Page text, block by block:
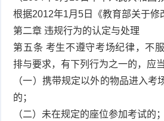
根据2012年1月5日《教育部关于修
第二章 违规行为的认定与处理
第五条 考生不遵守考场纪律，不
排与要求，有下列行为之一的，应
（一）携带规定以外的物品进入考
的；
（二）未在规定的座位参加考试的；